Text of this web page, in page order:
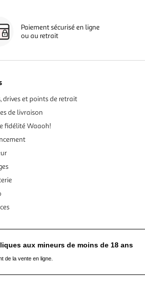
Paiement sécurisé en ligne
ou au retrait
drives et points de retrait
de livraison
fidélité Waaoh!
aux mineurs de moins de 18 ans
de la vente en ligne.